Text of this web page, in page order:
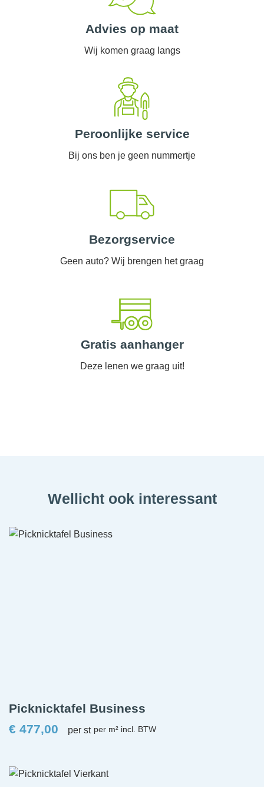
Advies op maat
Wij komen graag langs
Peroonlijke service
Bij ons ben je geen nummertje
Bezorgservice
Geen auto? Wij brengen het graag
Gratis aanhanger
Deze lenen we graag uit!
Wellicht ook interessant
Picknicktafel Business
€ 477,00 per st